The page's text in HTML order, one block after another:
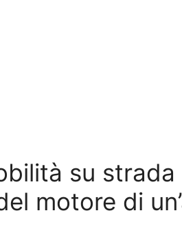
su strada
motore di